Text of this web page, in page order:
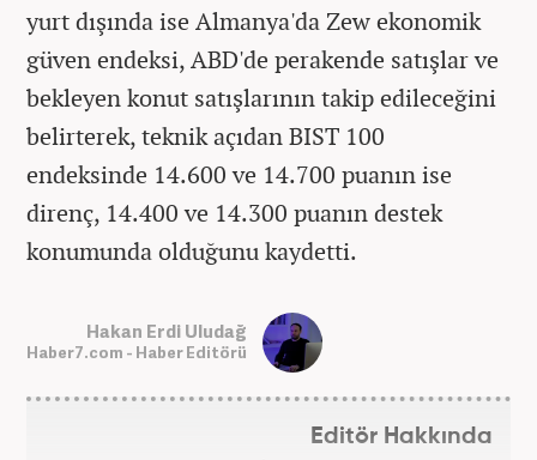
yurt dışında ise Almanya'da Zew ekonomik
güven endeksi, ABD'de perakende satışlar ve
bekleyen konut satışlarının takip edileceğini
belirterek, teknik açıdan BIST 100
endeksinde 14.600 ve 14.700 puanın ise
direnç, 14.400 ve 14.300 puanın destek
konumunda olduğunu kaydetti.
Hakan Erdi Uludağ
Haber7.com - Haber Editörü
Editör Hakkında